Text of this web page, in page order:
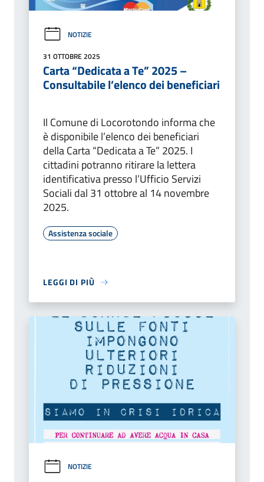
NOTIZIE
31 OTTOBRE 2025
Carta “Dedicata a Te” 2025 –
Consultabile l’elenco dei beneficiari
Il Comune di Locorotondo informa che
è disponibile l’elenco dei beneficiari
della Carta “Dedicata a Te” 2025. I
cittadini potranno ritirare la lettera
identificativa presso l’Ufficio Servizi
Sociali dal 31 ottobre al 14 novembre
2025.
Assistenza sociale
LEGGI DI PIÙ
NOTIZIE